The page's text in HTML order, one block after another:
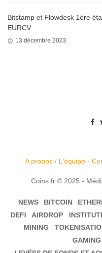
Bitstamp et Flowdesk 1ère
EURCV
13 décembre 2023
A propos / L'équipe-
Coins.fr © 2025 -
NEWS BITCOIN
DEFI
AIRDROP
MINING
GAMING